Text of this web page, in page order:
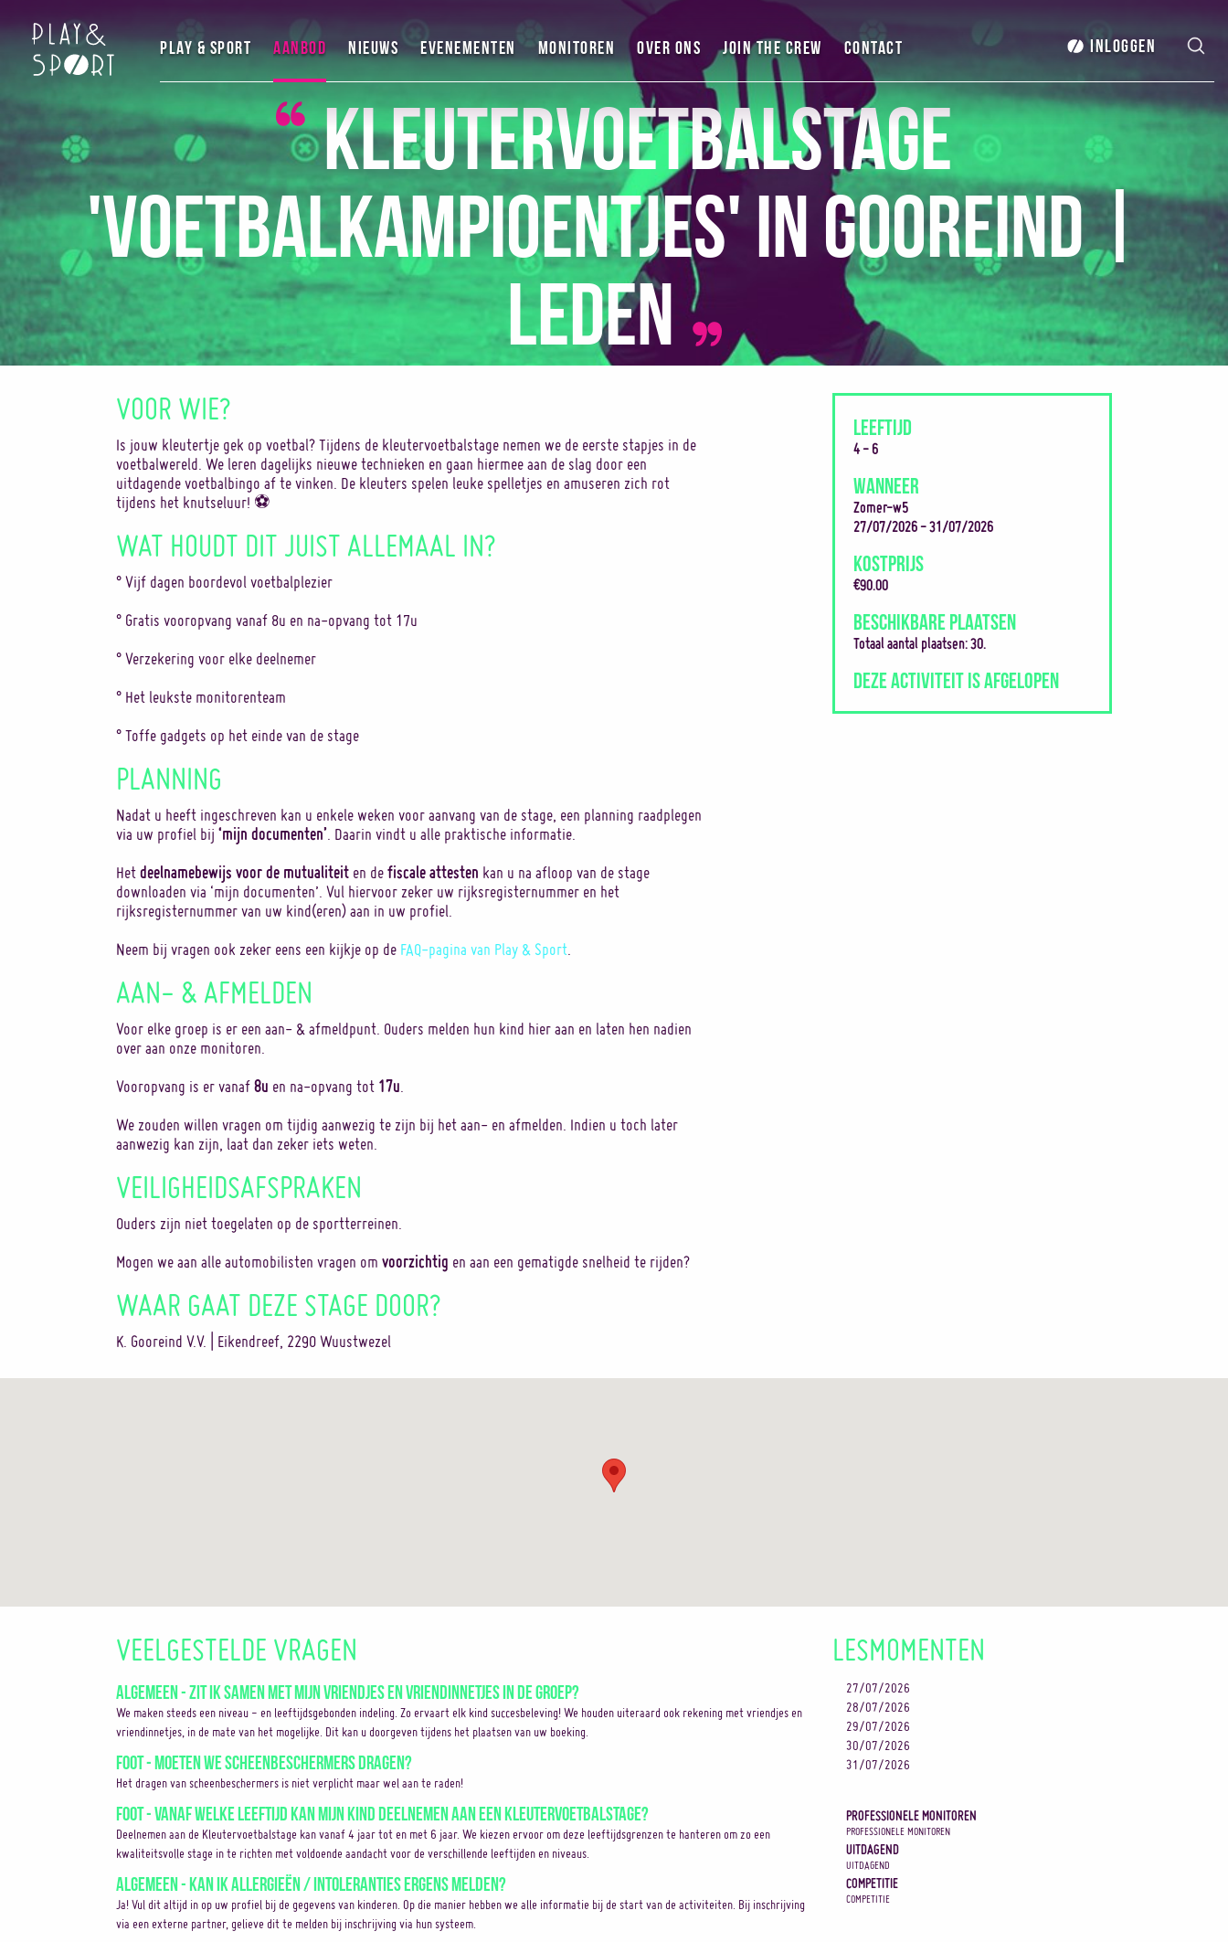
Play & Sport Aanbod Nieuws Evenementen Monitoren Over ons Join the crew Contact Inloggen
Kleutervoetbalstage
'Voetbalkampioentjes' in Gooreind |
Leden
VOOR WIE?
Is jouw kleutertje gek op voetbal? Tijdens de kleutervoetbalstage nemen we de eerste stapjes in de
voetbalwereld. We leren dagelijks nieuwe technieken en gaan hiermee aan de slag door een
uitdagende voetbalbingo af te vinken. De kleuters spelen leuke spelletjes en amuseren zich rot
tijdens het knutseluur! ⚽️
WAT HOUDT DIT JUIST ALLEMAAL IN?
° Vijf dagen boordevol voetbalplezier
° Gratis vooropvang vanaf 8u en na-opvang tot 17u
° Verzekering voor elke deelnemer
° Het leukste monitorenteam
° Toffe gadgets op het einde van de stage
PLANNING
Nadat u heeft ingeschreven kan u enkele weken voor aanvang van de stage, een planning raadplegen
via uw profiel bij ‘mijn documenten’ . Daarin vindt u alle praktische informatie.
Hetdeelnamebewijs voor de mutualiteit en defiscale attesten kan u na afloop van de stage
downloaden via ‘mijn documenten’. Vul hiervoor zeker uw rijksregisternummer en het
rijksregisternummer van uw kind(eren) aan in uw profiel.
Neem bij vragen ook zeker eens een kijkje op de FAQ-pagina van Play & Sport
AAN- & AFMELDEN
Voor elke groep is er een aan- & afmeldpunt. Ouders melden hun kind hier aan en laten hen nadien
over aan onze monitoren.
Vooropvang is er vanaf8u en na-opvang tot 17u
We zouden willen vragen om tijdig aanwezig te zijn bij het aan- en afmelden. Indien u toch later
aanwezig kan zijn, laat dan zeker iets weten.
VEILIGHEIDSAFSPRAKEN
Ouders zijn niet toegelaten op de sportterreinen.
Mogen we aan alle automobilisten vragen om voorzichtig en aan een gematigde snelheid te rijden?
WAAR GAAT DEZE STAGE DOOR?
K. Gooreind V.V. | Eikendreef, 2290 Wuustwezel
LEEFTIJD
4 - 6
WANNEER
Zomer-w5
27/07/2026 - 31/07/2026
KOSTPRIJS
€90.00
BESCHIKBARE PLAATSEN
Totaal aantal plaatsen: 30.
DEZE ACTIVITEIT IS AFGELOPEN
VEELGESTELDE VRAGEN
Algemeen - Zit ik samen met mijn vriendjes en vriendinnetjes in de groep?
We maken steeds een niveau - en leeftijdsgebonden indeling. Zo ervaart elk kind succesbeleving! We houden uiteraard ook rekening met vriendjes en
vriendinnetjes, in de mate van het mogelijke. Dit kan u doorgeven tijdens het plaatsen van uw boeking.
Foot - Moeten we scheenbeschermers dragen?
Het dragen van scheenbeschermers is niet verplicht maar wel aan te raden!
Foot - Vanaf welke leeftijd kan mijn kind deelnemen aan een Kleutervoetbalstage?
Deelnemen aan de Kleutervoetbalstage kan vanaf 4 jaar tot en met 6 jaar. We kiezen ervoor om deze leeftijdsgrenzen te hanteren om zo een
kwaliteitsvolle stage in te richten met voldoende aandacht voor de verschillende leeftijden en niveaus.
Algemeen - Kan ik allergieën / intoleranties ergens melden?
Ja! Vul dit altijd in op uw profiel bij de gegevens van kinderen. Op die manier hebben we alle informatie bij de start van de activiteiten. Bij inschrijving
via een externe partner, gelieve dit te melden bij inschrijving via hun systeem.
LESMOMENTEN
27/07/2026
28/07/2026
29/07/2026
30/07/2026
31/07/2026
PROFESSIONELE MONITOREN
PROFESSIONELE MONITOREN
UITDAGEND
UITDAGEND
COMPETITIE
COMPETITIE